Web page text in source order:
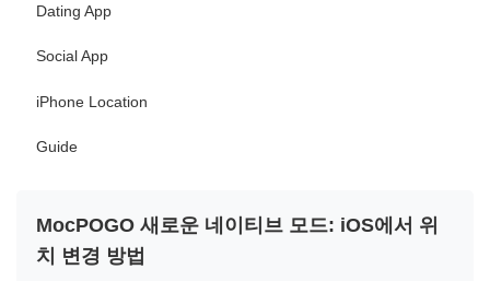
Dating App
Social App
iPhone Location
Guide
MocPOGO 새로운 네이티브 모드: iOS에서 위
치 변경 방법